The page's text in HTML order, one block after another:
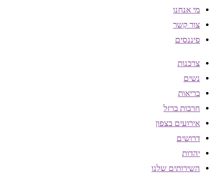
מי אנחנו
צור קשר
פיננסים
צרכנות
נשים
בריאות
חרבות ברזל
אירועים בצפון
דרושים
יהדות
השירותים שלנו